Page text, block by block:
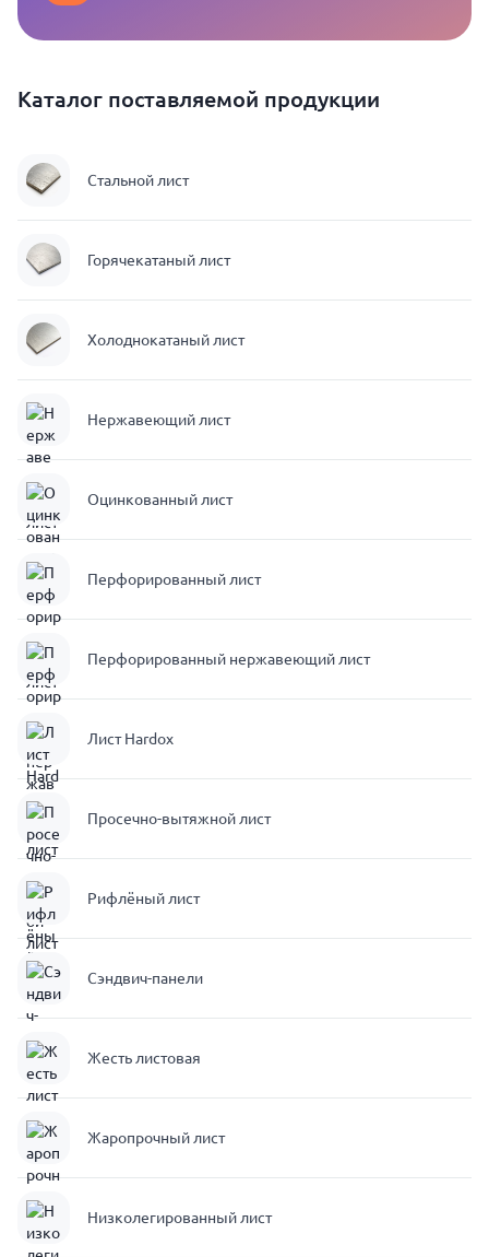
Каталог поставляемой продукции
Стальной лист
Горячекатаный лист
Холоднокатаный лист
Нержавеющий лист
Оцинкованный лист
Перфорированный лист
Перфорированный нержавеющий лист
Лист Hardox
Просечно-вытяжной лист
Рифлёный лист
Сэндвич-панели
Жесть листовая
Жаропрочный лист
Низколегированный лист